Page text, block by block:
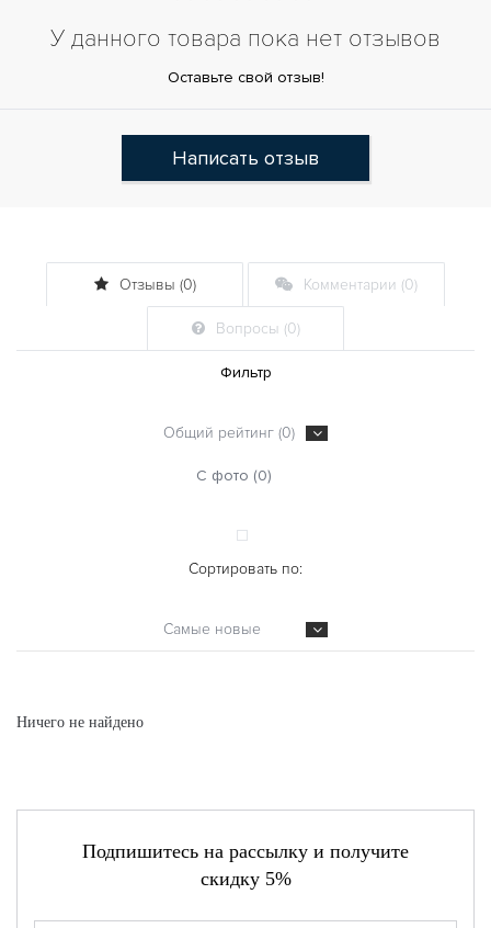
У данного товара пока нет отзывов
Оставьте свой отзыв!
Написать отзыв
Отзывы (0) Комментарии (0)
Вопросы (0)
Фильтр
Общий рейтинг (0)
С фото (0)
Сортировать по:
Самые новые
Ничего не найдено
Подпишитесь на рассылку и получите
скидку 5%